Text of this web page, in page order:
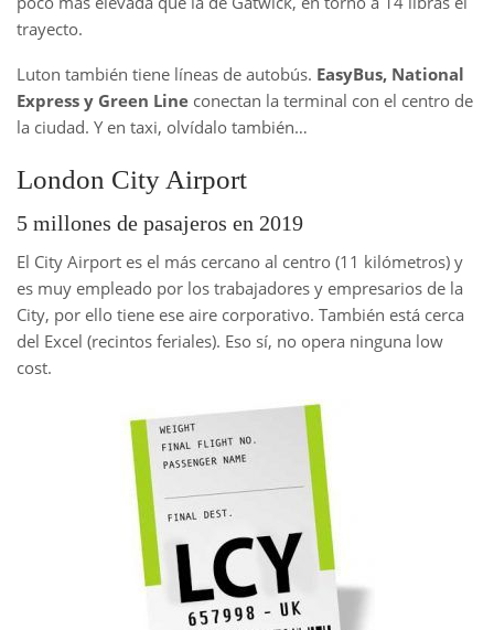
trayecto.
Luton también tiene líneas de autobús. EasyBus, National
Express y Green Line conectan la terminal con el centro de
la ciudad. Y en taxi, olvídalo también…
London City Airport
5 millones de pasajeros en 2019
El City Airport es el más cercano al centro (11 kilómetros) y
es muy empleado por los trabajadores y empresarios de la
City, por ello tiene ese aire corporativo. También está cerca
del Excel (recintos feriales). Eso sí, no opera ninguna low
cost.